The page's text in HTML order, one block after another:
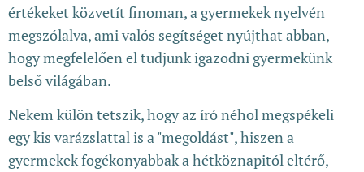
értékeket közvetít finoman, a gyermekek nyelvén
megszólalva, ami valós segítséget nyújthat abban,
hogy megfelelően el tudjunk igazodni gyermekünk
belső világában.
Nekem külön tetszik, hogy az író néhol megspékeli
egy kis varázslattal is a "megoldást", hiszen a
gyermekek fogékonyabbak a hétköznapitól eltérő,